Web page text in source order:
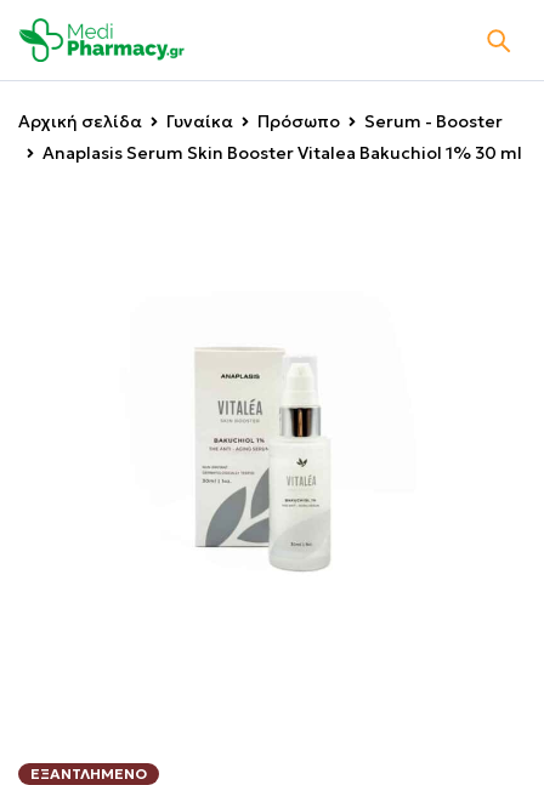
Αρχική σελίδα Γυναίκα Πρόσωπο
Serum - Booster
Anaplasis Serum Skin Booster Vitalea Bakuchiol 1% 30 ml
ΕΞΑΝΤΛΗΜΈΝΟ